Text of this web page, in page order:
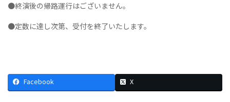
●終演後の帰路運行はございません。
●定数に達し次第、受付を終了いたします。
Facebook X